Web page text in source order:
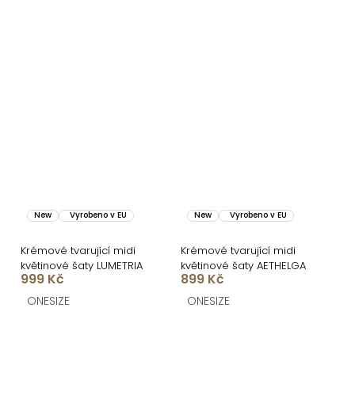
New Vyrobeno v EU
Krémové tvarující midi
květinové šaty LUMETRIA
999 Kč
ONESIZE
New Vyrobeno v EU
Krémové tvarující midi
květinové šaty AETHELGA
899 Kč
ONESIZE